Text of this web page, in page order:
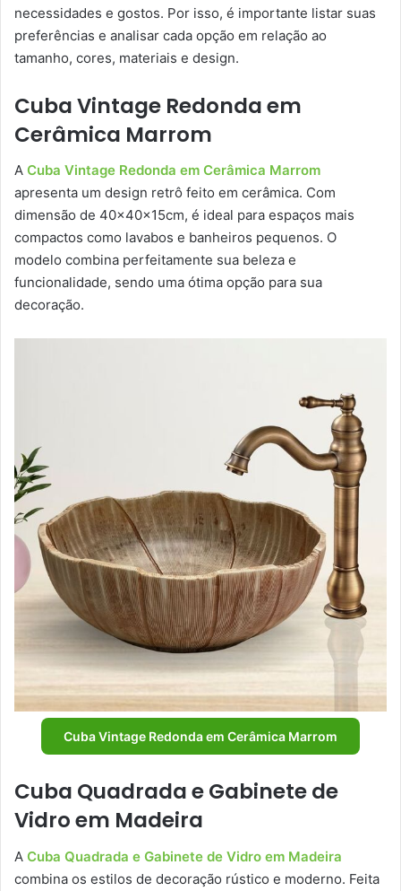
necessidades e gostos. Por isso, é importante listar suas
preferências e analisar cada opção em relação ao
tamanho, cores, materiais e design.
Cuba Vintage Redonda em
Cerâmica Marrom
A Cuba Vintage Redonda em Cerâmica Marrom
apresenta um design retrô feito em cerâmica. Com
dimensão de 40x40x15cm, é ideal para espaços mais
compactos como lavabos e banheiros pequenos. O
modelo combina perfeitamente sua beleza e
funcionalidade, sendo uma ótima opção para sua
decoração.
Cuba Vintage Redonda em Cerâmica Marrom
Cuba Quadrada e Gabinete de
Vidro em Madeira
A Cuba Quadrada e Gabinete de Vidro em Madeira
combina os estilos de decoração rústico e moderno. Feita